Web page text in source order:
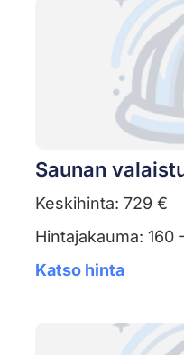
Saunan
Keskihinta: 729 €
Hintajakauma: 160
Katso hinta